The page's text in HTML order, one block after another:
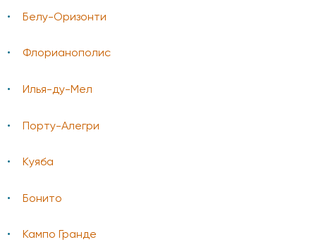
Белу-Оризонти
Флорианополис
Илья-ду-Мел
Порту-Алегри
Куяба
Бонито
Кампо Гранде